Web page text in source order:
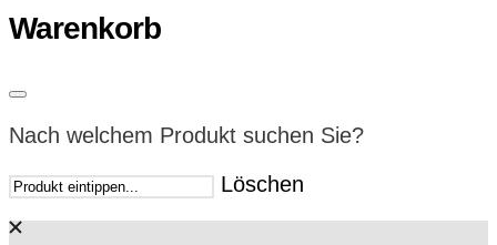
Warenkorb
Nach welchem Produkt suchen Sie?
Löschen